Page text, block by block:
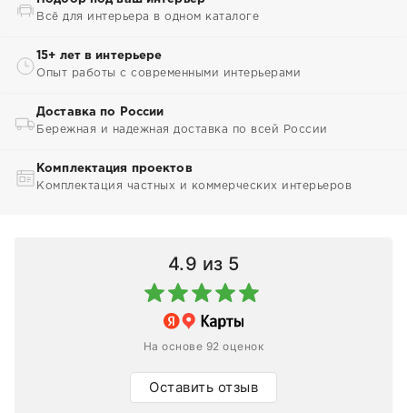
Всё для интерьера в одном каталоге
15+ лет в интерьере
Опыт работы с современными интерьерами
Доставка по России
Бережная и надежная доставка по всей России
Комплектация проектов
Комплектация частных и коммерческих интерьеров
4.9 из 5
На основе 92 оценок
Оставить отзыв